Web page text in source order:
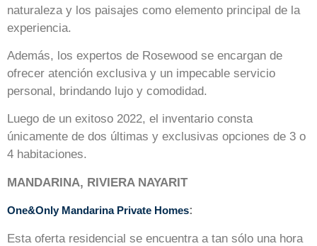
naturaleza y los paisajes como elemento principal de la
experiencia.
Además, los expertos de Rosewood se encargan de
ofrecer atención exclusiva y un impecable servicio
personal, brindando lujo y comodidad.
Luego de un exitoso 2022, el inventario consta
únicamente de dos últimas y exclusivas opciones de 3 o
4 habitaciones.
MANDARINA, RIVIERA NAYARIT
One&Only Mandarina Private Homes:
Esta oferta residencial se encuentra a tan sólo una hora